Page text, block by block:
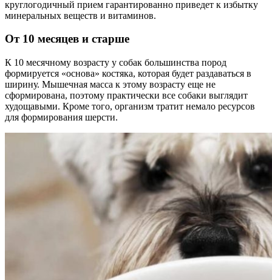
круглогодичный прием гарантированно приведет к избытку
минеральных веществ и витаминов.
От 10 месяцев и старше
К 10 месячному возрасту у собак большинства пород
формируется «основа» костяка, которая будет раздаваться в
ширину. Мышечная масса к этому возрасту еще не
сформирована, поэтому практически все собаки выглядит
худощавыми. Кроме того, организм тратит немало ресурсов
для формирования шерсти.